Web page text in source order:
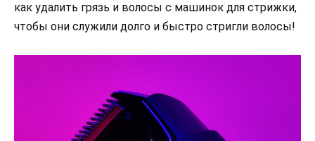
как удалить грязь и волосы с машинок для стрижки,
чтобы они служили долго и быстро стригли волосы!